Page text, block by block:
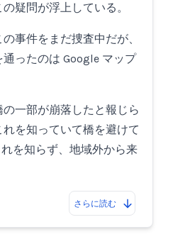
疑問が浮上している。
事件をまだ捜査中だが、
ったのは Google マップ
一部が崩落したと報じら
を知っていて橋を避けて
を知らず、地域外から来
さらに読む